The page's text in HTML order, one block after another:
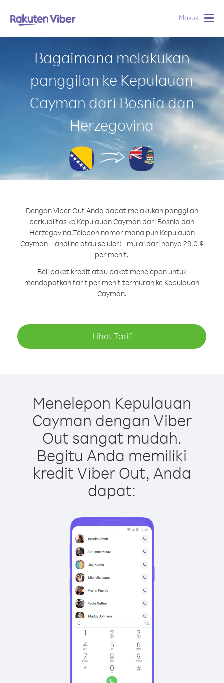
Masuk
Bagaimana melakukan
panggilan ke Kepulauan
Cayman dari Bosnia dan
Herzegovina
Dengan Viber Out Anda dapat melakukan panggilan
berkualitas ke Kepulauan Cayman dari Bosnia dan
Herzegovina.Telepon nomor mana pun Kepulauan
Cayman - landline atau seluler! - mulai dari hanya 29.0 ¢
per menit.
Beli paket kredit atau paket menelepon untuk
mendapatkan tarif per menit termurah ke Kepulauan
Cayman.
Lihat Tarif
Menelepon Kepulauan
Cayman dengan Viber
Out sangat mudah.
Begitu Anda memiliki
kredit Viber Out, Anda
dapat: